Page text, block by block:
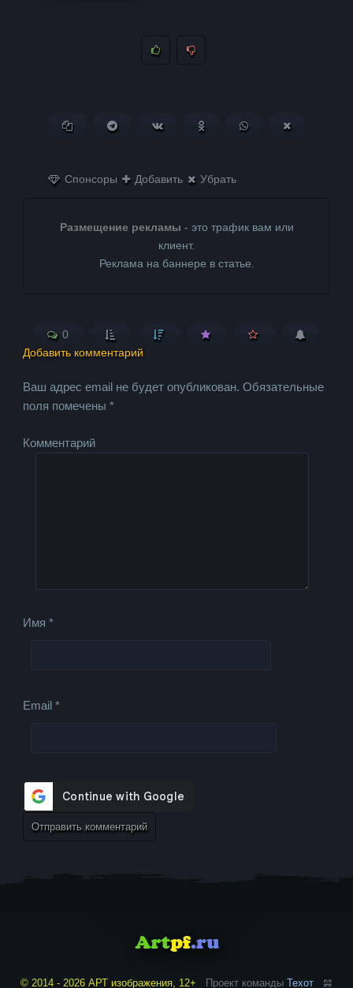
Копировать ссылкуПоделиться в Telegram
Поделиться ВКонтактеПоделиться в
Поделиться в
Спонсоры Добавить Убрать
Размещение рекламы - это трафик вам или
клиент.
Реклама на баннере в статье.
0
Добавить комментарий
Ваш адрес email не будет опубликован. Обязательные
поля помечены*
Комментарий
Имя*
Email*
© 2014 - 2026 АРТ изображения, 12+ Проект команды Техот 𝌴